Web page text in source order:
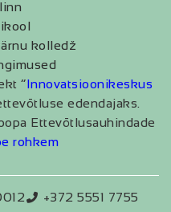
kolledž
“Innovatsioonikeskus
edendajaks.
Ettevõtlusauhindade
rohkem
+372 5551 7755